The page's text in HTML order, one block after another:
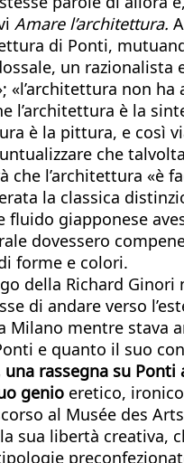
Amare l’architettura.
di Ponti,
un razionalista
«l’architettura non
l’architettura è la
è la pittura, e così
che
che l’architettura «è
la classica
giapponese
dovessero
forme e colori.
della Richard
di andare verso
Milano mentre stava
e quanto il suo
una rassegna su
genio eretico,
al Musée des
sua libertà creativa,